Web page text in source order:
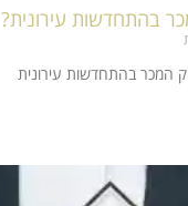
בהתחדשות עירונית?
המכר בהתחדשות עירונית